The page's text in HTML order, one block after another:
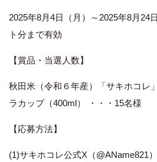
2025年8月4日（月）～2025年8月24
ト分まで有効
【賞品・当選人数】
秋田米（令和６年産）「サキホコレ
ラカップ（400ml） ・・・15名様
【応募方法】
(1)サキホコレ公式X（@AName821